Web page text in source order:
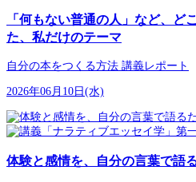
「何もない普通の人」など、ど
た、私だけのテーマ
自分の本をつくる方法 講義レポート
2026年06月10日(水)
体験と感情を、自分の言葉で語